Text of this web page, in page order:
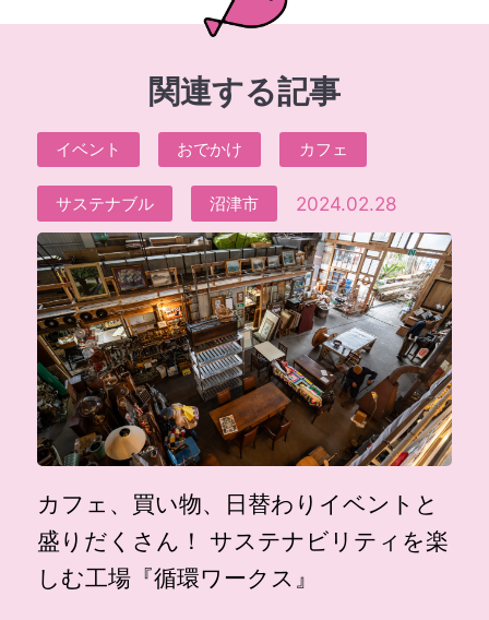
関連する記事
イベント おでかけ カフェ
サステナブル 沼津市 2024.02.28
カフェ、買い物、日替わりイベントと
盛りだくさん！ サステナビリティを楽
しむ工場『循環ワークス』